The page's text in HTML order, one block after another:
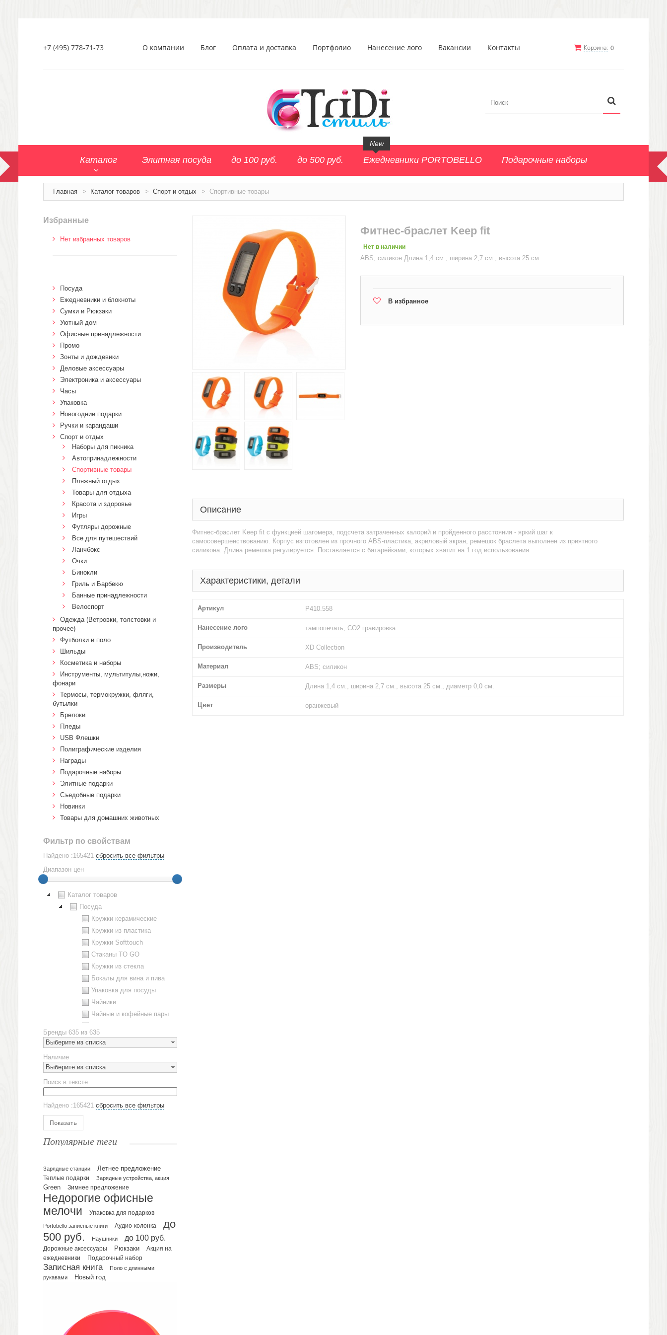
Корзина: 0
+7 (495) 778-71-73 О компании Блог Оплата и доставка Портфолио Нанесение лого Вакансии Контакты
Каталог Элитная посуда до 100 руб. до 500 руб. Ежедневники PORTOBELLO
New
Подарочные наборы
Главная > Каталог товаров > Спорт и отдых > Спортивные товары
Фитнес-браслет Keep fit
Нет в наличии
ABS; силикон Длина 1,4 см., ширина 2,7 см., высота 25 см.
В избранное
Описание
Фитнес-браслет Keep fit с функцией шагомера, подсчета затраченных калорий и пройденного расстояния - яркий шаг к
самосовершенствованию. Корпус изготовлен из прочного ABS-пластика, акриловый экран, ремешок браслета выполнен из приятного
силикона. Длина ремешка регулируется. Поставляется с батарейками, которых хватит на 1 год использования.
Характеристики, детали
Артикул P410.558
Нанесение лого тампопечать, CO2 гравировка
Производитель XD Collection
Материал ABS; силикон
Размеры Длина 1,4 см., ширина 2,7 см., высота 25 см., диаметр 0,0 см.
Цвет оранжевый
Избранные
Нет избранных товаров
Посуда
Ежедневники и блокноты
Сумки и Рюкзаки
Уютный дом
Офисные принадлежности
Промо
Зонты и дождевики
Деловые аксессуары
Электроника и аксессуары
Часы
Упаковка
Новогодние подарки
Ручки и карандаши
Спорт и отдых
Наборы для пикника
Автопринадлежности
Спортивные товары
Пляжный отдых
Товары для отдыха
Красота и здоровье
Игры
Футляры дорожные
Все для путешествий
Ланчбокс
Очки
Бинокли
Гриль и Барбекю
Банные принадлежности
Велоспорт
Одежда (Ветровки, толстовки и
прочее)
Футболки и поло
Шильды
Косметика и наборы
Инструменты, мультитулы,ножи,
фонари
Термосы, термокружки, фляги,
бутылки
Брелоки
Пледы
USB Флешки
Полиграфические изделия
Награды
Подарочные наборы
Элитные подарки
Cъедобные подарки
Новинки
Товары для домашних животных
Фильтр по свойствам
Найдено :165421 сбросить все фильтры
Диапазон цен
Каталог товаров
Посуда
Кружки керамические
Кружки из пластика
Кружки Softtouch
Стаканы TO GO
Кружки из стекла
Бокалы для вина и пива
Упаковка для посуды
Чайники
Чайные и кофейные пары
Наборы посуды
Предметы сервировки
Стаканы
Эко кружки
ЕВРОПОСУДА
Аксессуары
Ежедневники и блокноты
Датированные ежедневники
Планинги и телефонные книжки
Планинги датированные
Планинги недатированные
Телефонные книжки
Еженедельники
Органайзер на ежедневник
Сумки и Рюкзаки
Сумки для планшетов и ноутбуков
Рюкзаки
Конференц-сумки
Несессеры и косметички
Сумки спортивные
Бренды 635 из 635
Выберите из списка
Наличие
Выберите из списка
Поиск в тексте
Найдено :165421 сбросить все фильтры
Показать
Популярные теги
Зарядные станции Летнее предложение
Теплые подарки Зарядные устройства, акция
Green Зимнее предложение
Недорогие офисные
мелочи
Упаковка для подарков
Portobello записные книги Аудио-колонка
до
500 руб.
Наушники до 100 руб.
Дорожные аксессуары Рюкзаки
Акция на
ежедневники
Подарочный набор
Записная книга
Поло с длинными
рукавами
Новый год